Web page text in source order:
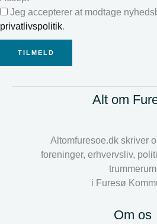
Jeg accepterer at modtage
privatlivspolitik.
TILMELD
Alt om
Altomfuresoe.dk skriver
foreninger, erhvervsliv,
trummerum
i Furesø
Om os